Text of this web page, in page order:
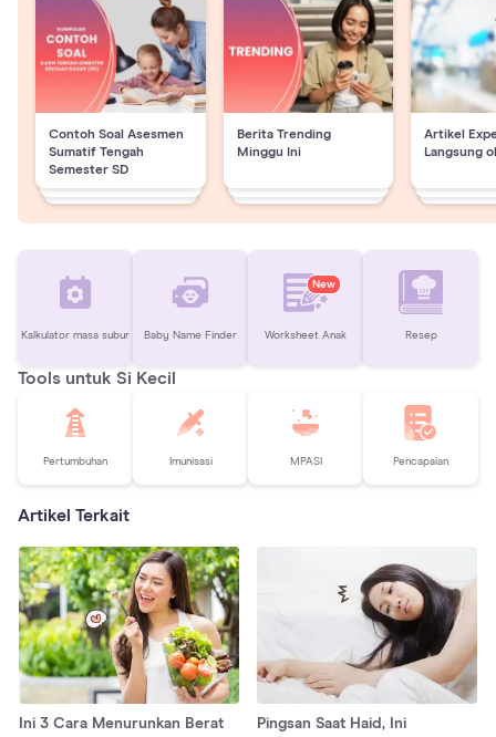
Contoh Soal Asesmen
Sumatif Tengah
Semester SD
Berita Trending
Minggu Ini
Artikel
Langsung
Kalkulator masa subur Baby Name Finder
New
Worksheet Anak Resep
Tools untuk Si Kecil
Pertumbuhan Imunisasi MPASI Pencapaian
Artikel Terkait
Ini 3 Cara Menurunkan Berat
Pingsan Saat Haid, Ini